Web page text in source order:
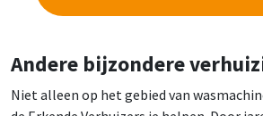
Andere bijzondere
Niet alleen op het gebied van